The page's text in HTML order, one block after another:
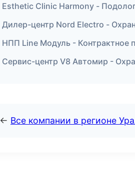
Esthetic Clinic Harmony -
Дилер-центр Nord Electro -
НПП Line Модуль - Контрактное
Сервис-центр V8 Автомир -
← Все компании в регионе